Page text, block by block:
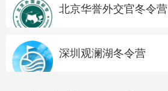
北京华誉外交官冬令营
深圳观澜湖冬令营